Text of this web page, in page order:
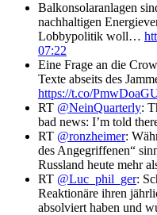
Balkonsolaranlagen
nachhaltigen
Lobbypolitik woll…
07:22
Eine Frage an die
Texte abseits des
https://t.co/
RT @NeinQuarterly:
bad news: I’m told
RT @ronzheimer:
des Angegriffenen“
Russland heute mehr
RT @Luc_phil_ger:
Reaktionäre ihren
absolviert haben und